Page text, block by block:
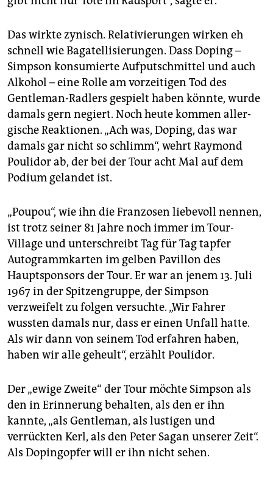
Das wirkte zynisch. Relativierungen wirken eh
schnell wie Bagatellisierungen. Dass Doping –
Simpson konsumierte Aufputschmittel und auch
Alkohol – eine Rolle am vorzeitigen Tod des
Gentleman-Radlers gespielt haben könnte, wurde
damals gern negiert. Noch heute kommen al­ler­
gische Reaktionen. „Ach was, Doping, das war
damals gar nicht so schlimm“, wehrt Raymond
Poulidor ab, der bei der Tour acht Mal auf dem
Podium gelandet ist.
„Poupou“, wie ihn die Franzosen liebevoll nennen,
ist trotz seiner 81 Jahre noch immer im Tour-
Village und unterschreibt Tag für Tag tapfer
Autogrammkarten im gelben Pavillon des
Hauptsponsors der Tour. Er war an jenem 13. Juli
1967 in der Spitzengruppe, der Simpson
verzweifelt zu folgen versuchte. „Wir Fahrer
wussten damals nur, dass er einen Unfall hatte.
Als wir dann von seinem Tod erfahren haben,
haben wir alle geheult“, erzählt Poulidor.
Der „ewige Zweite“ der Tour möchte Simpson als
den in Erinnerung behalten, als den er ihn
kannte, „als Gentleman, als lustigen und
verrückten Kerl, als den Peter Sagan unserer Zeit“.
Als Doping­­opfer will er ihn nicht sehen.